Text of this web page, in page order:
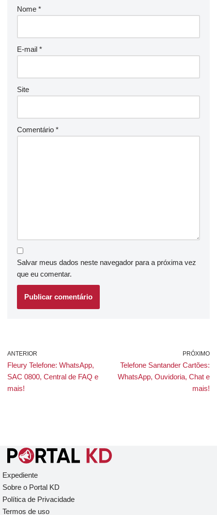
Nome *
E-mail *
Site
Comentário *
Salvar meus dados neste navegador para a próxima vez
que eu comentar.
ANTERIOR
Fleury Telefone: WhatsApp,
SAC 0800, Central de FAQ e
mais!
PRÓXIMO
Telefone Santander Cartões:
WhatsApp, Ouvidoria, Chat e
mais!
Expediente
Sobre o Portal KD
Política de Privacidade
Termos de uso